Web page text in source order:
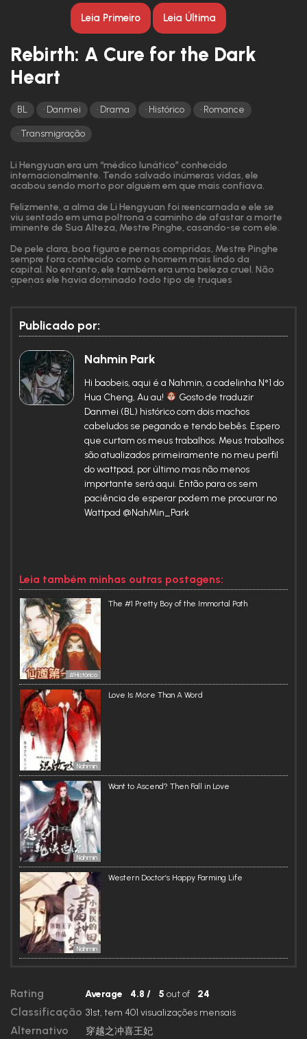
Leia Primeiro Leia Última
Rebirth: A Cure for the Dark
Heart
BL Danmei Drama Histórico Romance
Transmigração
Li Hengyuan era um “médico lunático” conhecido
internacionalmente. Tendo salvado inúmeras vidas, ele
acabou sendo morto por alguém em que mais confiava.
Felizmente, a alma de Li Hengyuan foi reencarnada e ele se
viu sentado em uma poltrona a caminho de afastar a morte
iminente de Sua Alteza, Mestre Pinghe, casando-se com ele.
De pele clara, boa figura e pernas compridas, Mestre Pinghe
sempre fora conhecido como o homem mais lindo da
capital. No entanto, ele também era uma beleza cruel. Não
apenas ele havia dominado todo tipo de truques
fascinantes do uso de veneno, mas também era como uma
superfície mansa havia um coração sombrio.
amado ou mimado mais.
Até que um dia, o belo Mestre supostamente doente
pressionou Li Hengyuan contra sua cama.
Li Hengyuan olhou para ele com espanto: “Querido, o que
você está fazendo?”
O lindo Mestre rasgou as roupas de Li Hengyuan e respondeu
Depois de terminar a intimidade, Li Hengyuan sentiu
vontade de chorar, mas não conseguiu derramar uma
lágrima. Ele acabara de ser deflorado pela flor que nutrira!!
~~~~~~~~~~~~~~
Publicado por:
Nahmin Park
Hi baobeis, aqui é a Nahmin, a cadelinha N°1 do
Hua Cheng, Au au!
Gosto de traduzir
Danmei (BL) histórico com dois machos
cabeludos se pegando e tendo bebês. Espero
que curtam os meus trabalhos. Meus trabalhos
são atualizados primeiramente no meu perfil
do wattpad, por último mas não menos
importante será aqui. Então para os sem
paciência de esperar podem me procurar no
Wattpad @NahMin_Park
Leia também minhas outras postagens:
#Histórico
The #1 Pretty Boy of the Immortal Path
Nahmin
Love Is More Than A Word
Nahmin
Want to Ascend? Then Fall in Love
Nahmin
Western Doctor’s Happy Farming Life
Rating Average 4.8 / 5 out of 24
Classificação 31st, tem 401 visualizações mensais
Alternativo 穿越之冲喜王妃